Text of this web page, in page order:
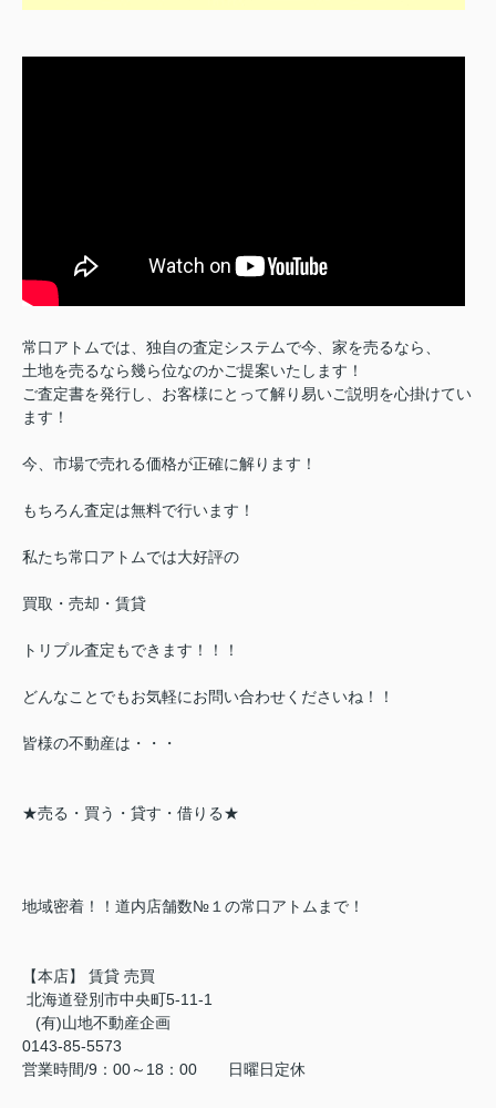
常口アトムでは、独自の査定システムで今、家を売るなら、
土地を売るなら幾ら位なのかご提案いたします！
ご査定書を発行し、お客様にとって解り易いご説明を心掛けてい
ます！
今、市場で売れる価格が正確に解ります！
もちろん査定は無料で行います！
私たち常口アトムでは大好評の
買取・売却・賃貸
トリプル査定もできます！！！
どんなことでもお気軽にお問い合わせくださいね！！
皆様の不動産は・・・
★売る・買う・貸す・借りる★
地域密着！！道内店舗数№１の常口アトムまで！
【本店】 賃貸 売買
北海道登別市中央町5-11-1
(有)山地不動産企画
0143-85-5573
営業時間/9：00～18：00 日曜日定休